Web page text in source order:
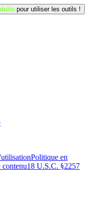
pour utiliser les outils !
Politique en
contenu18 U.S.C. §2257